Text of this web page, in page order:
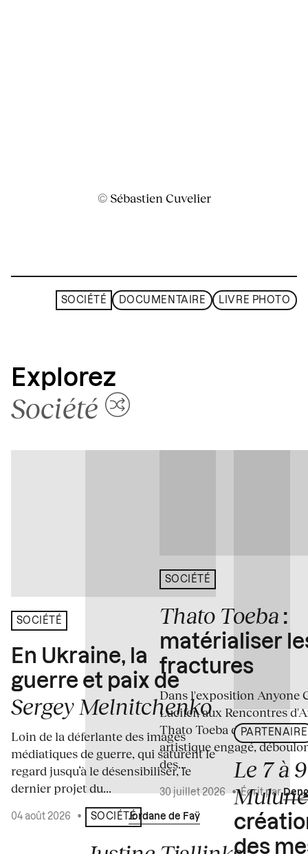
© Sébastien Cuvelier
SOCIÉTÉ DOCUMENTAIRE LIVRE PHOTO
Explorez
Société
SOCIÉTÉ
En Ukraine, la
guerre et paix de
Sergey Melnitchenko
Loin de la déferlante des images
médiatiques de guerre, qui saturent le
regard jusqu’à le désensibiliser, le
dernier projet du...
04 août 2026 • Écrit par Jordane de Faÿ
SOCIÉTÉ
SOCIÉTÉ
Thato Toeba :
matérialiser
fractures
Dans l'exposition Anyone
Lucifer, aux Rencontres
Thato Toeba dévoile un
artistique engagé,
des...
30 juillet 2026•Écrit par
PARTENAIRE
Le 7 à
des